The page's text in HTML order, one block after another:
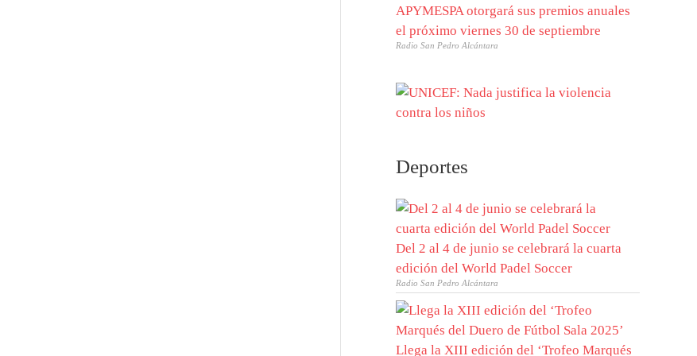
APYMESPA otorgará sus premios anuales
el próximo viernes 30 de septiembre
Radio San Pedro Alcántara
Deportes
Del 2 al 4 de junio se celebrará la cuarta
edición del World Padel Soccer
Radio San Pedro Alcántara
Llega la XIII edición del ‘Trofeo Marqués